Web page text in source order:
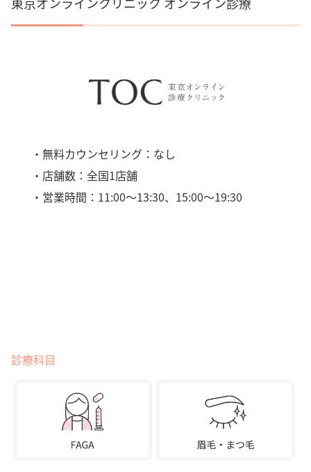
・無料カウンセリング：なし
・店舗数：全国1店舗
・営業時間：11:00〜13:30、15:00〜19:30
診療科目